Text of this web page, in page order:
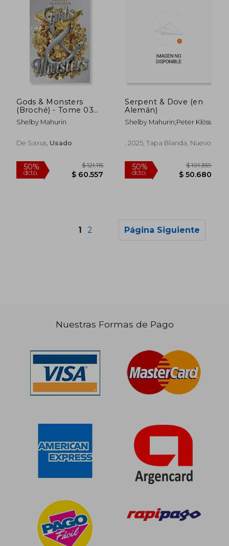
40%
dcto.
50%
dcto. $
50%
$ 44.948
50%
dcto. $
Gods & Monsters
(Broché) - Tome 03
(en Francés)
Shelby Mahurin
De Saxus, Usado
Serpent & Dove (en
Alemán)
Shelby Mahurin;Peter Klöss
, 2025, Tapa Blanda, Nuevo
1 2 Página Siguiente
Nuestras Formas de Pago